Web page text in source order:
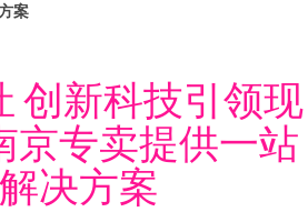
案
创新科技引领现
京专卖提供一站
决方案